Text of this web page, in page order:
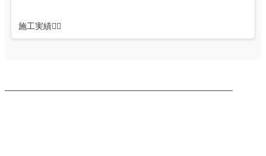
施工実績👷‍♂️
────────────────────────